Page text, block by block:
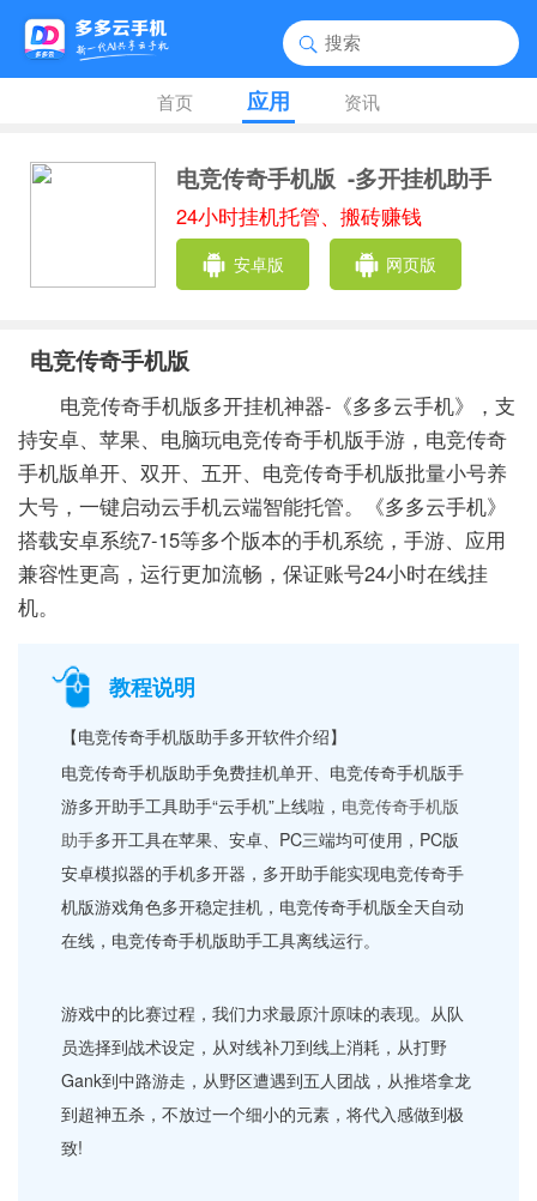
首页 应用 资讯
电竞传奇手机版 -多开挂机助手
24小时挂机托管、搬砖赚钱
安卓版 网页版
电竞传奇手机版
电竞传奇手机版多开挂机神器-《多多云手机》，支
持安卓、苹果、电脑玩电竞传奇手机版手游，电竞传奇
手机版单开、双开、五开、电竞传奇手机版批量小号养
大号，一键启动云手机云端智能托管。《多多云手机》
搭载安卓系统7-15等多个版本的手机系统，手游、应用
兼容性更高，运行更加流畅，保证账号24小时在线挂
机。
教程说明
【电竞传奇手机版助手多开软件介绍】
电竞传奇手机版助手免费挂机单开、电竞传奇手机版手
游多开助手工具助手“云手机”上线啦， 电竞传奇手机版
助手多开工具在苹果、安卓、PC三端均可使用，PC版
安卓模拟器的手机多开器，多开助手能实现电竞传奇手
机版游戏角色多开稳定挂机，电竞传奇手机版全天自动
在线，电竞传奇手机版助手工具离线运行。
游戏中的比赛过程，我们力求最原汁原味的表现。从队
员选择到战术设定，从对线补刀到线上消耗，从打野
Gank到中路游走，从野区遭遇到五人团战，从推塔拿龙
到超神五杀，不放过一个细小的元素，将代入感做到极
致!